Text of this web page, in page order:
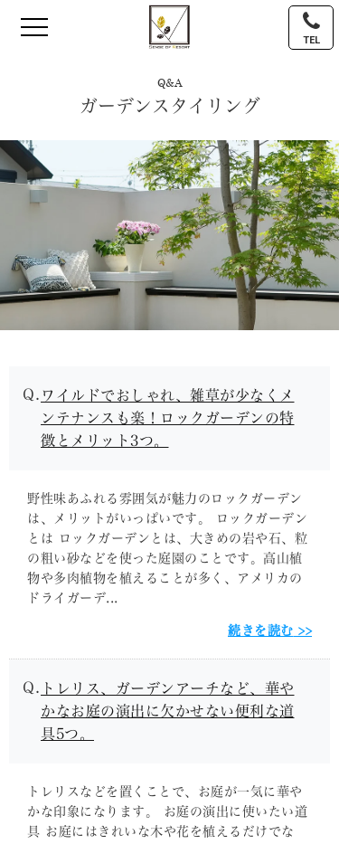
TEL
Q&A
ガーデンスタイリング
ワイルドでおしゃれ、雑草が少なくメ
ンテナンスも楽！ロックガーデンの特
徴とメリット3つ。
野性味あふれる雰囲気が魅力のロックガーデン
は、メリットがいっぱいです。 ロックガーデン
とは ロックガーデンとは、大きめの岩や石、粒
の粗い砂などを使った庭園のことです。高山植
物や多肉植物を植えることが多く、アメリカの
ドライガーデ...
続きを読む
トレリス、ガーデンアーチなど、華や
かなお庭の演出に欠かせない便利な道
具5つ。
トレリスなどを置くことで、お庭が一気に華や
かな印象になります。 お庭の演出に使いたい道
具 お庭にはきれいな木や花を植えるだけでな